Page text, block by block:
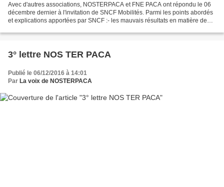
Avec d'autres associations, NOSTERPACA et FNE PACA ont répondu le 06
décembre dernier à l'invitation de SNCF Mobilités. Parmi les points abordés
et explications apportées par SNCF :- les mauvais résultats en matière de
3° lettre NOS TER PACA
Publié le 06/12/2016 à 14:01
Par La voix de NOSTERPACA